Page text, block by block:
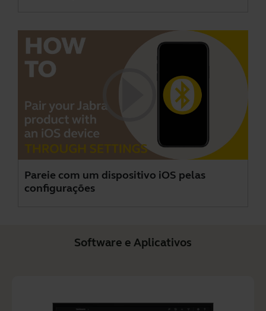
Pareie com um dispositivo iOS pelas
configurações
Software e Aplicativos